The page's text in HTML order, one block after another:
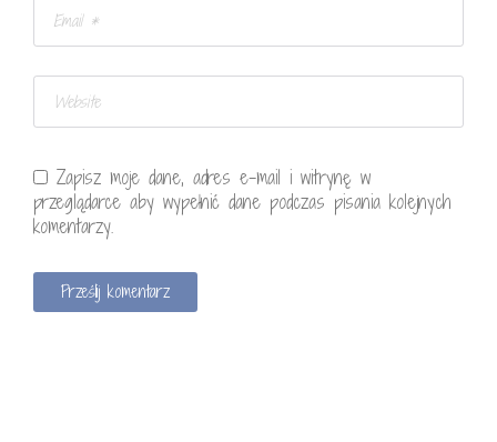
Zapisz moje dane, adres e-mail i witrynę w
przeglądarce aby wypełnić dane podczas pisania kolejnych
komentarzy.